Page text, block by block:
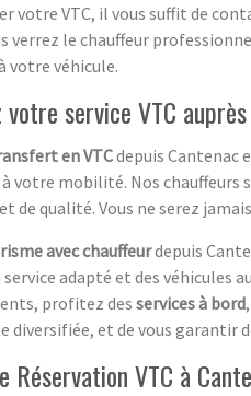
votre VTC, il vous suffit de
verrez le chauffeur
votre véhicule.
votre service VTC
en VTCdepuis Cantenac
votre mobilité. Nos
de qualité. Vous ne serez
avec chauffeurdepuis
adapté et des véhicules
profitez des services à bord
diversifiée, et de vous garantir
Réservation VTC à